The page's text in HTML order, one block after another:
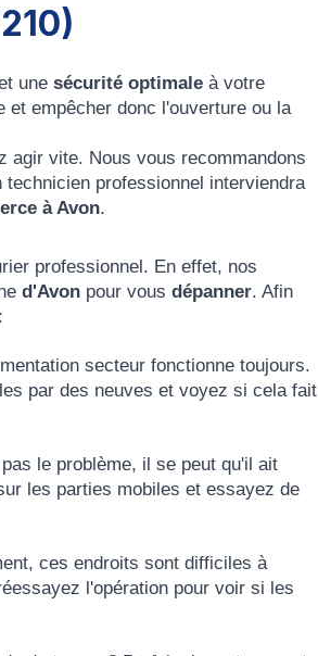
une sécurité optimale à votre
et empêcher donc l'ouverture ou la
agir vite. Nous vous recommandons
technicien professionnel interviendra
à Avon.
professionnel. En effet, nos
d'Avon pour vous dépanner. Afin
secteur fonctionne toujours.
par des neuves et voyez si cela fait
le problème, il se peut qu'il ait
les parties mobiles et essayez de
ces endroits sont difficiles à
l'opération pour voir si les